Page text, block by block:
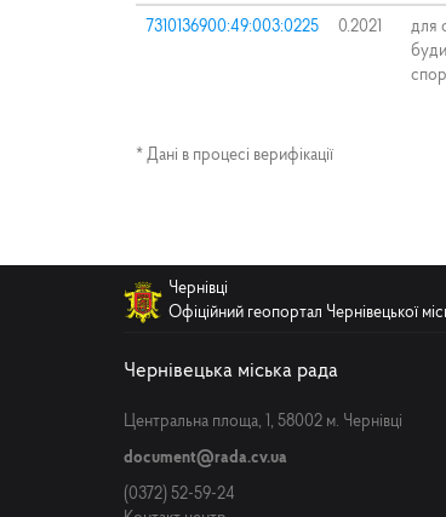
7310136900:49:003:0225 0.2021
для
* Дані в процесі верифікації
Чернівці
Офіційний геопортал Чернівецької
Чернівецька міська рада
Центральна площа, 1, 58002 м. Чернівці
document@rada.cv.ua
(0372) 52-59-24